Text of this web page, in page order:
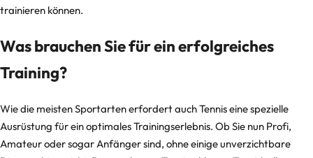
Trainerbedarf Fußbälle
Tennis zubehör
Basketbälle Basketball Zubehör
ü
u
n
Fi
t
Volleyball
trainieren können.
Was brauchen Sie für ein erfolgreiches
Training?
Wie die meisten Sportarten erfordert auch Tennis eine spezielle
Ausrüstung für ein optimales Trainingserlebnis. Ob Sie nun Profi,
Amateur oder sogar Anfänger sind, ohne einige unverzichtbare